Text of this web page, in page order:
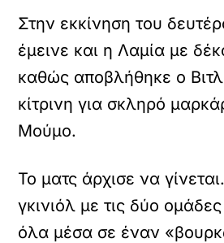
Στην εκκίνηση του
έμεινε και η Λαμία με
καθώς αποβλήθηκε ο
κίτρινη για σκληρό
Μούμο.
Το ματς άρχισε να
γκινιόλ με τις δύο
όλα μέσα σε έναν